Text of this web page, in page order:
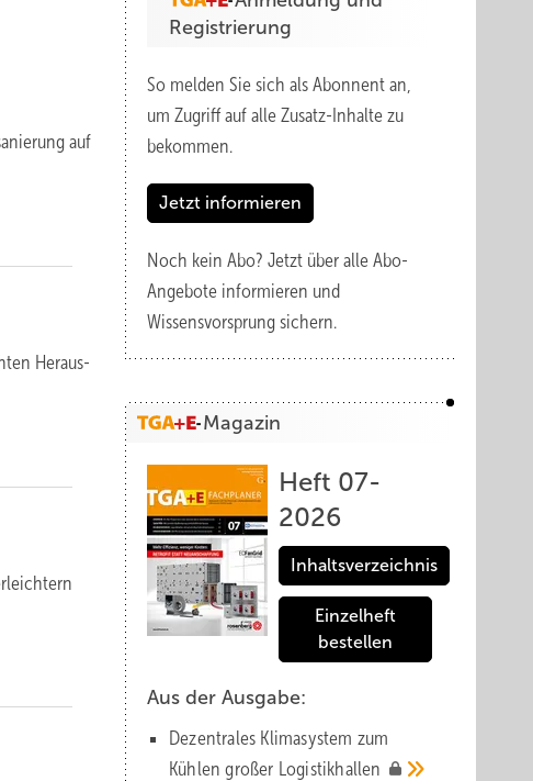
auf
Heraus­
Registrierung
So melden Sie sich als Abonnent an,
um Zugriff auf alle Zusatz-Inhalte zu
bekommen.
Jetzt informieren
Noch kein Abo? Jetzt über alle Abo-
Angebote informieren und
Wissensvorsprung sichern.
Magazin
Heft 07-
2026
Inhaltsverzeichnis
Einzelheft
bestellen
Aus der Ausgabe:
Dezentrales Klimasystem zum
Kühlen großer Logistik­hallen